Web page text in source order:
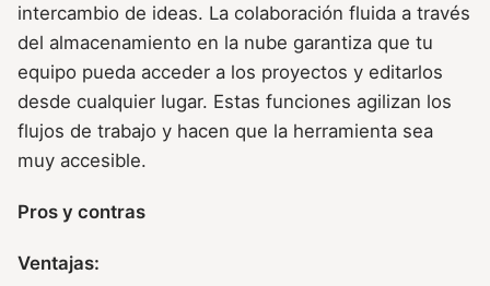
intercambio de ideas. La colaboración fluida a través
del almacenamiento en la nube garantiza que tu
equipo pueda acceder a los proyectos y editarlos
desde cualquier lugar. Estas funciones agilizan los
flujos de trabajo y hacen que la herramienta sea
muy accesible.
Pros y contras
Ventajas: